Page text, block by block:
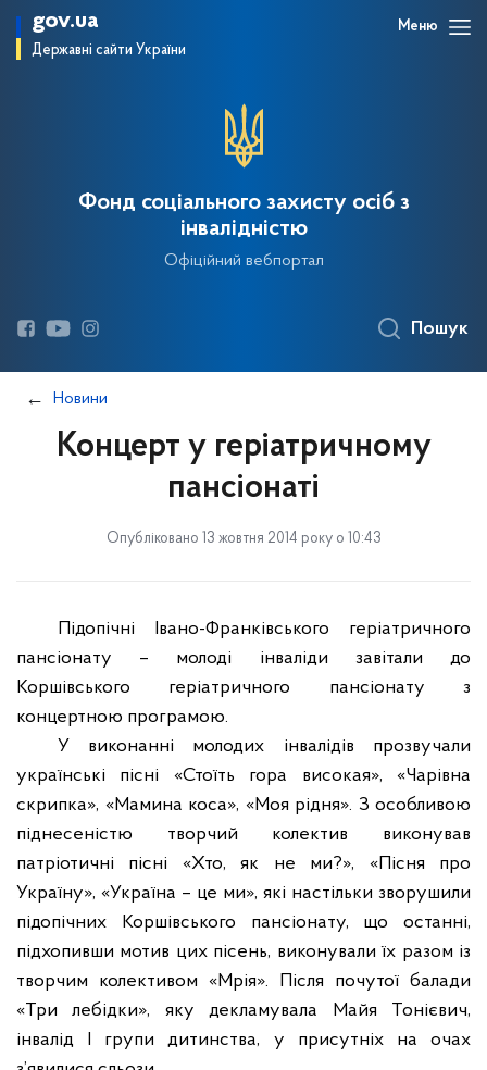
gov.ua
Державні сайти України
Меню
Фонд соціального захисту осіб з
інвалідністю
Офіційний вебпортал
Пошук
Новини
Концерт у геріатричному
пансіонаті
Опубліковано 13 жовтня 2014 року о 10:43
Підопічні Івано-Франківського геріатричного
пансіонату – молоді інваліди завітали до
Коршівського геріатричного пансіонату з
концертною програмою.
У виконанні молодих інвалідів прозвучали
українські пісні «Стоїть гора високая», «Чарівна
скрипка», «Мамина коса», «Моя рідня». З особливою
піднесеністю творчий колектив виконував
патріотичні пісні «Хто, як не ми?», «Пісня про
Україну», «Україна – це ми», які настільки зворушили
підопічних Коршівського пансіонату, що останні,
підхопивши мотив цих пісень, виконували їх разом із
творчим колективом «Мрія». Після почутої балади
«Три лебідки», яку декламувала Майя Тонієвич,
інвалід І групи дитинства, у присутніх на очах